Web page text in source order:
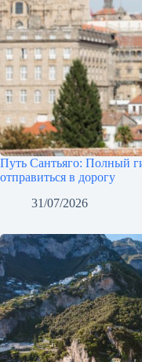
Путь Сантьяго: Полный
отправиться в дорогу
31/07/2026